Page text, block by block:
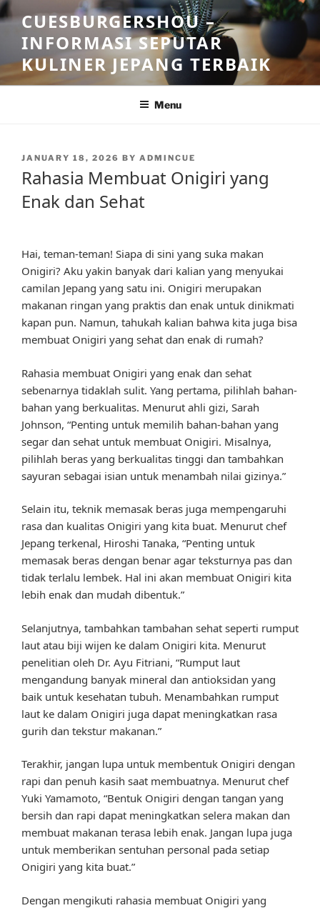
Skip
to
content
CUESBURGERSHOU –
INFORMASI SEPUTAR
KULINER JEPANG TERBAIK
Menu
POSTED
JANUARY 18, 2026 BY ADMINCUE
Rahasia Membuat Onigiri yang
Enak dan Sehat
Hai, teman-teman! Siapa di sini yang suka makan
Onigiri? Aku yakin banyak dari kalian yang menyukai
camilan Jepang yang satu ini. Onigiri merupakan
makanan ringan yang praktis dan enak untuk dinikmati
kapan pun. Namun, tahukah kalian bahwa kita juga bisa
membuat Onigiri yang sehat dan enak di rumah?
Rahasia membuat Onigiri yang enak dan sehat
sebenarnya tidaklah sulit. Yang pertama, pilihlah bahan-
bahan yang berkualitas. Menurut ahli gizi, Sarah
Johnson, “Penting untuk memilih bahan-bahan yang
segar dan sehat untuk membuat Onigiri. Misalnya,
pilihlah beras yang berkualitas tinggi dan tambahkan
sayuran sebagai isian untuk menambah nilai gizinya.”
Selain itu, teknik memasak beras juga mempengaruhi
rasa dan kualitas Onigiri yang kita buat. Menurut chef
Jepang terkenal, Hiroshi Tanaka, “Penting untuk
memasak beras dengan benar agar teksturnya pas dan
tidak terlalu lembek. Hal ini akan membuat Onigiri kita
lebih enak dan mudah dibentuk.”
Selanjutnya, tambahkan tambahan sehat seperti rumput
laut atau biji wijen ke dalam Onigiri kita. Menurut
penelitian oleh Dr. Ayu Fitriani, “Rumput laut
mengandung banyak mineral dan antioksidan yang
baik untuk kesehatan tubuh. Menambahkan rumput
laut ke dalam Onigiri juga dapat meningkatkan rasa
gurih dan tekstur makanan.”
Terakhir, jangan lupa untuk membentuk Onigiri dengan
rapi dan penuh kasih saat membuatnya. Menurut chef
Yuki Yamamoto, “Bentuk Onigiri dengan tangan yang
bersih dan rapi dapat meningkatkan selera makan dan
membuat makanan terasa lebih enak. Jangan lupa juga
untuk memberikan sentuhan personal pada setiap
Onigiri yang kita buat.”
Dengan mengikuti rahasia membuat Onigiri yang